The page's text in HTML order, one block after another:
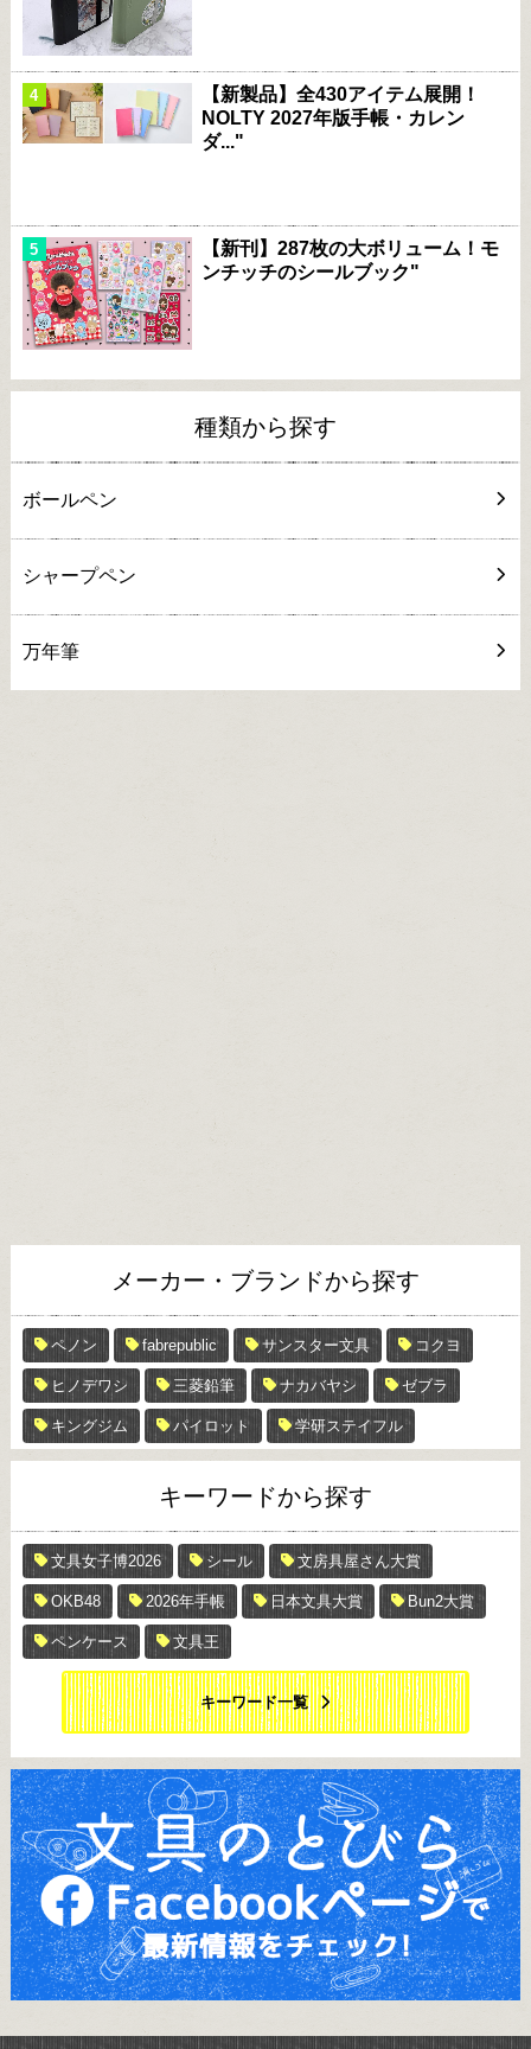
【新製品】全430アイテム展開！
NOLTY 2027年版手帳・カレン
ダ..."
【新刊】287枚の大ボリューム！モ
ンチッチのシールブック"
種類から探す
ボールペン
シャープペン
万年筆
メーカー・ブランドから探す
ペノン fabrepublic サンスター文具 コクヨ
ヒノデワシ 三菱鉛筆 ナカバヤシ ゼブラ
キングジム パイロット 学研ステイフル
キーワードから探す
文具女子博2026 シール 文房具屋さん大賞
OKB48 2026年手帳 日本文具大賞 Bun2大賞
ペンケース 文具王
キーワード一覧